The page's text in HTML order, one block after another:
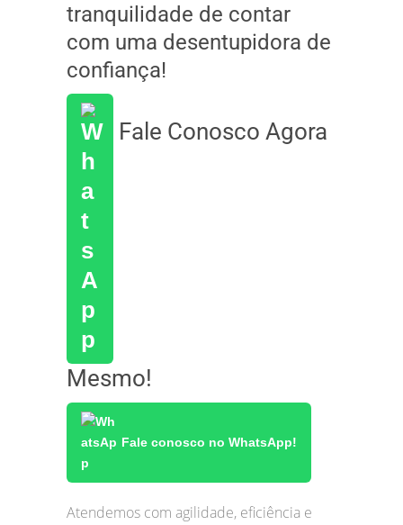
tranquilidade de contar
com uma desentupidora de
confiança!
Fale Conosco Agora
Mesmo!
Fale conosco no WhatsApp!
Atendemos com agilidade, eficiência e